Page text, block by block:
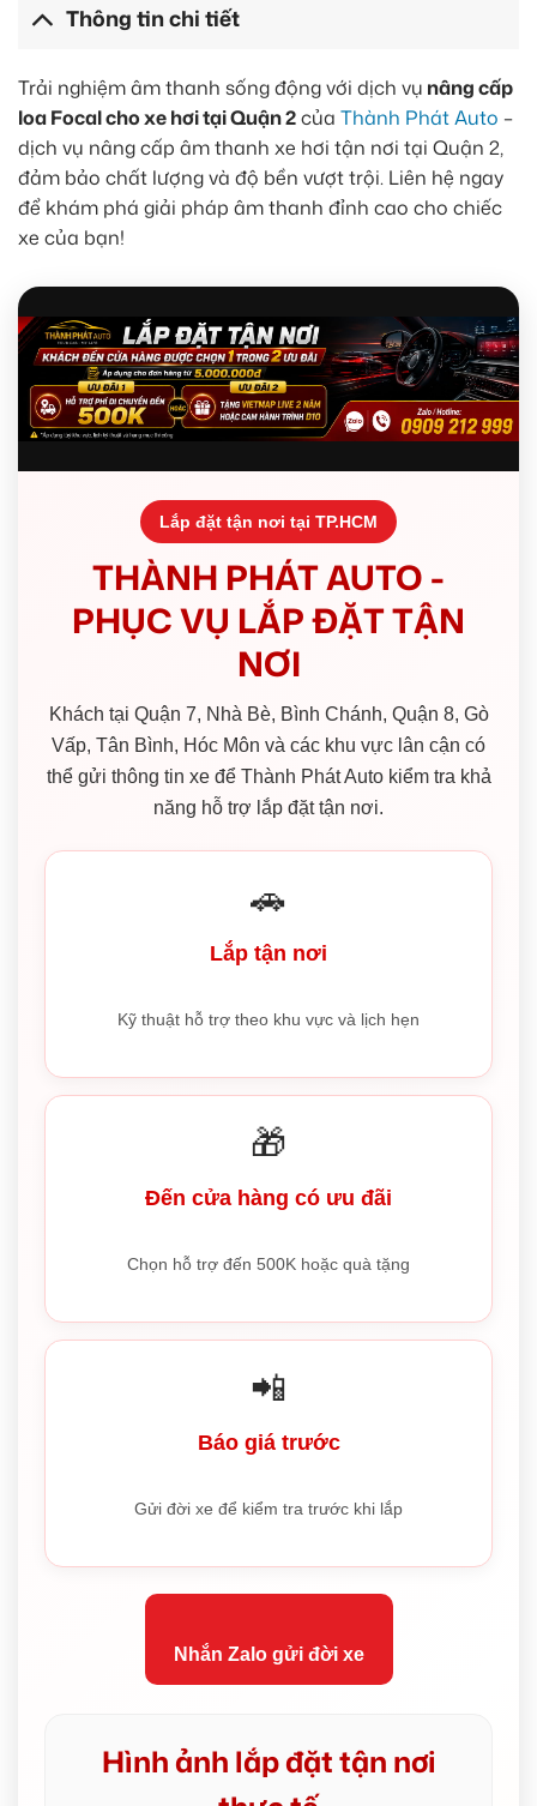
Thông tin chi tiết
Trải nghiệm âm thanh sống động với dịch vụ nâng cấp
loa Focal cho xe hơi tại Quận 2của Thành Phát Auto –
dịch vụ nâng cấp âm thanh xe hơi tận nơi tại Quận 2,
đảm bảo chất lượng và độ bền vượt trội. Liên hệ ngay
để khám phá giải pháp âm thanh đỉnh cao cho chiếc
xe của bạn!
Lắp đặt tận nơi tại TP.HCM
THÀNH PHÁT AUTO -
PHỤC VỤ LẮP ĐẶT TẬN
NƠI
Khách tại Quận 7, Nhà Bè, Bình Chánh, Quận 8, Gò
Vấp, Tân Bình, Hóc Môn và các khu vực lân cận có
thể gửi thông tin xe để Thành Phát Auto kiểm tra khả
năng hỗ trợ lắp đặt tận nơi.
🚗
Lắp tận nơi
Kỹ thuật hỗ trợ theo khu vực và lịch hẹn
🎁
Đến cửa hàng có ưu đãi
Chọn hỗ trợ đến 500K hoặc quà tặng
📲
Báo giá trước
Gửi đời xe để kiểm tra trước khi lắp
Nhắn Zalo gửi đời xe
Hình ảnh lắp đặt tận nơi